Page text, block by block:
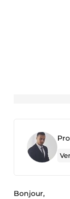
Bonjour,